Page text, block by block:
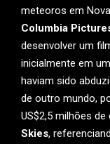
meteoros em
Columbia
desenvolver um
inicialmente em
haviam sido
de outro mundo,
US$2,5 milhões
Skies,